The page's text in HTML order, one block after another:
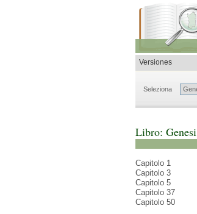
Versiones
Seleziona
Libro: Genesi
Capitolo 1
Capitolo 3
Capitolo 5
Capitolo 37
Capitolo 50